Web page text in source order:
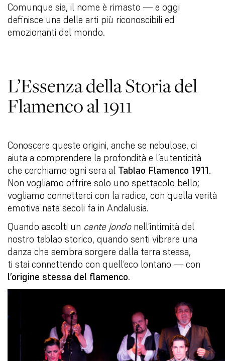
Comunque sia, il nome è rimasto — e oggi
definisce una delle arti più riconoscibili ed
emozionanti del mondo.
L’Essenza della Storia del
Flamenco al 1911
Conoscere queste origini, anche se nebulose, ci
aiuta a comprendere la profondità e l’autenticità
che cerchiamo ogni sera al Tablao Flamenco 1911.
Non vogliamo offrire solo uno spettacolo bello;
vogliamo connetterci con la radice, con quella verità
emotiva nata secoli fa in Andalusia.
Quando ascolti un cante jondonell’intimità del
nostro tablao storico, quando senti vibrare una
danza che sembra sorgere dalla terra stessa,
ti stai connettendo con quell’eco lontano — con
l’origine stessa del flamenco.